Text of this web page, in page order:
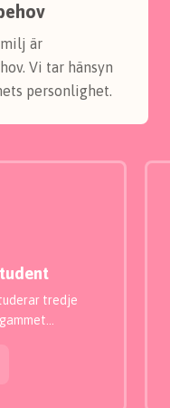
är
Vi tar hänsyn
personlighet.
tredje